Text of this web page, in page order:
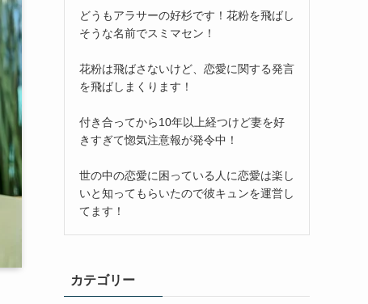
どうもアラサーの好杉です！花粉を飛ばし
そうな名前でスミマセン！
花粉は飛ばさないけど、恋愛に関する発言
を飛ばしまくります！
付き合ってから10年以上経つけど妻を好
きすぎて惚気注意報が発令中！
世の中の恋愛に困っている人に恋愛は楽し
いと知ってもらいたので彼キュンを運営し
てます！
カテゴリー